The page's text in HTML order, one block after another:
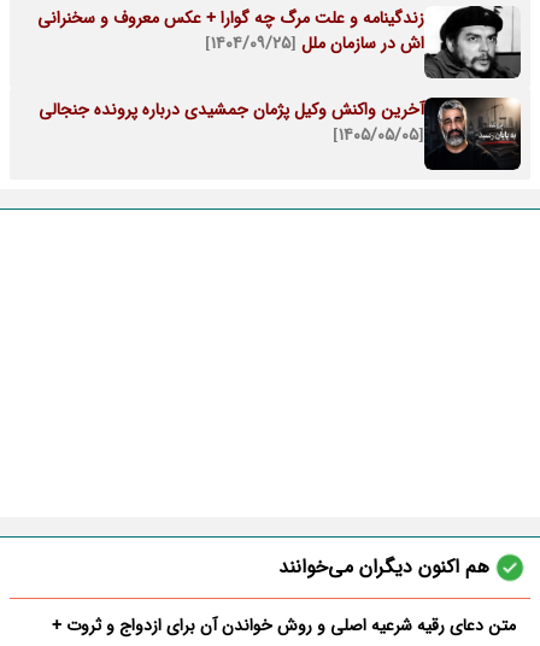
زندگینامه و علت مرگ چه گوارا + عکس معروف و سخنرانی
اش در سازمان ملل [۱۴۰۴/۰۹/۲۵]
آخرین واکنش وکیل پژمان جمشیدی درباره پرونده جنجالی
[۱۴۰۵/۰۵/۰۵]
هم اکنون دیگران می‌خوانند
متن دعای رقیه شرعیه اصلی و روش خواندن آن برای ازدواج و ثروت +